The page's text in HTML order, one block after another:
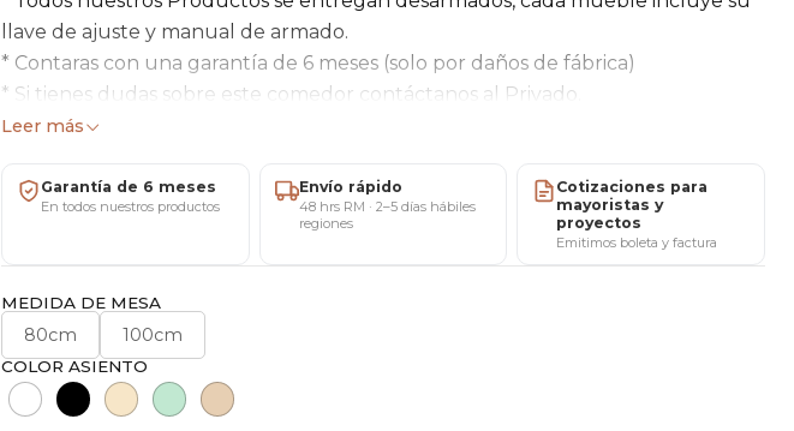
llave de ajuste y manual de armado.
* Contaras con una garantía de 6 meses (solo por daños de fábrica)
* Si tienes dudas sobre este comedor contáctanos al Privado.
* En algunos casos las imágenes, medidas y colores, así como sus nombres, son
por muchos factores, entre ellos, el calibrado de la misma, la luz de ambiente, el
ángulo de visualización, entre otros. Si el cliente estima conocer con detalle
estos datos deberá consultar con nuestro servicio técnico, pues las
Mesa:
Peso: 10 kg / 16 kg
Altura: 75 cm
Leer más
Garantía de 6 meses
En todos nuestros productos
Envío rápido
48 hrs RM · 2–5 días hábiles
regiones
Cotizaciones para
mayoristas y
proyectos
Emitimos boleta y factura
MEDIDA DE MESA
80cm 100cm
COLOR ASIENTO